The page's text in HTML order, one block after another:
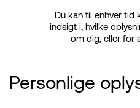
Personlige
Du kan til enhver
indsigt i, hvilke
om dig, eller for